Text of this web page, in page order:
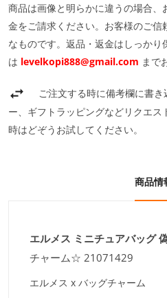
商品は画像と明らかに違うの場合、
金をご請求ください。お客様のご
なものです。返品・返金はしっか
は levelkopi888@gmail.com まで
ご注文する時に備考欄に書
ー、ギフトラッピングなどリクエ
時はどぞうお試してください。
商品情
エルメス ミニチュアバッグ
チャーム☆ 21071429
エルメス x バッグチャーム